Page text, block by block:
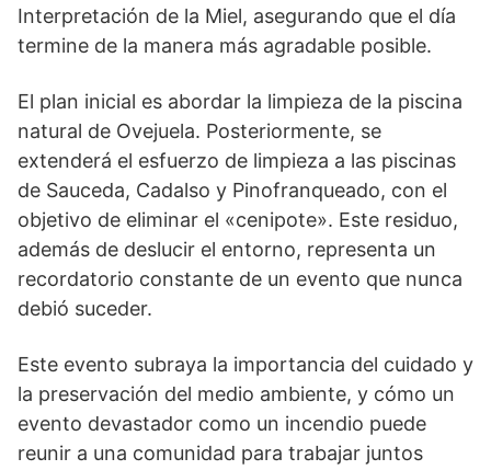
Interpretación de la Miel, asegurando que el día
termine de la manera más agradable posible.
El plan inicial es abordar la limpieza de la piscina
natural de Ovejuela. Posteriormente, se
extenderá el esfuerzo de limpieza a las piscinas
de Sauceda, Cadalso y Pinofranqueado, con el
objetivo de eliminar el «cenipote». Este residuo,
además de deslucir el entorno, representa un
recordatorio constante de un evento que nunca
debió suceder.
Este evento subraya la importancia del cuidado y
la preservación del medio ambiente, y cómo un
evento devastador como un incendio puede
reunir a una comunidad para trabajar juntos